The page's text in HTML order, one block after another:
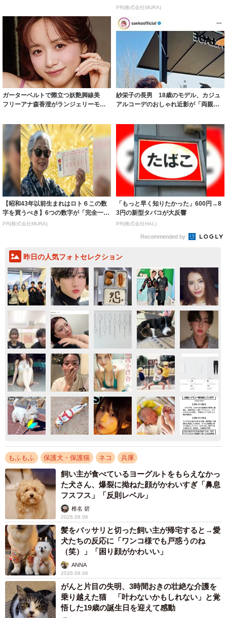
PR(株式会社MURA)
ガーターベルトで際立つ妖艶脚線美
フリーアナ森香澄がランジェリーモデ
紗栄子の長男 18歳のモデル、カジュ
アルコーデのおしゃれ近影が「両親の
【昭和43年以前生まれはロト６この数
字を買うべき】6つの数字が「完全一
致」する方...
PR(株式会社MURA)
「もっと早く知りたかった」600円→8
3円の新型タバコが大反響
PR(株式会社HAL)
Recommended by
昨日の人気フォトセレクション
もふもふ 保護犬・保護猫 ネコ 兵庫
飼い主が食べているヨーグルトをもらえなかっ
た犬さん、爆裂に拗ねた顔がかわいすぎ「鼻息
フスフス」「反則レベル」
椎名 碧
2026.08.06
髪をバッサリと切った飼い主が帰宅すると→愛
犬たちの反応に「ワンコ様でも戸惑うのね
（笑）」「困り顔がかわいい」
ANNA
2026.08.06
がんと片目の失明、3時間おきの壮絶な介護を
乗り越えた猫 「叶わないかもしれない」と覚
悟した19歳の誕生日を迎えて感動